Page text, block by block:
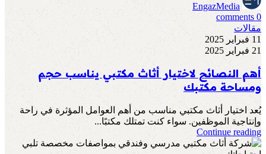
EngazMedia
0
comments
مقالات
11 فبراير 2025
21 فبراير 2025
أهم النصائح لاختيار أثاث مكتبي يناسب حجم
ومساحة مكتبك
يُعد اختيار أثاث مكتبي مناسب من أهم العوامل المؤثرة في راحة
وإنتاجية الموظفين. سواء كنت تمتلك مكتبًا...
Continue reading